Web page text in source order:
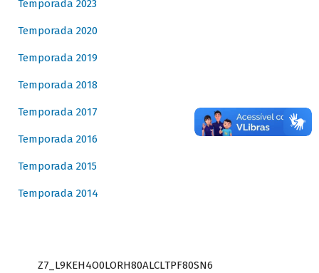
Temporada 2023
Temporada 2020
Temporada 2019
Temporada 2018
Temporada 2017
Temporada 2016
Temporada 2015
Temporada 2014
Z7_L9KEH4O0LORH80ALCLTPF80SN6